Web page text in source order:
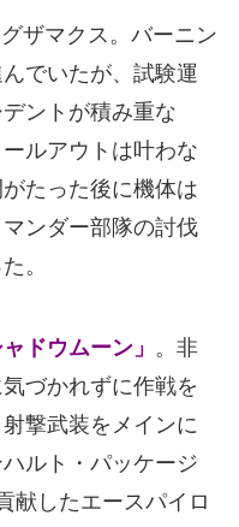
ザマクス。バーニン
でいたが、試験運
ントが積み重な
ルアウトは叶わな
たった後に機体は
ンダー部隊の討伐
。
ャドウムーン」 。非
づかれずに作戦を
撃武装をメインに
ルト・パッケージ
献したエースパイロ